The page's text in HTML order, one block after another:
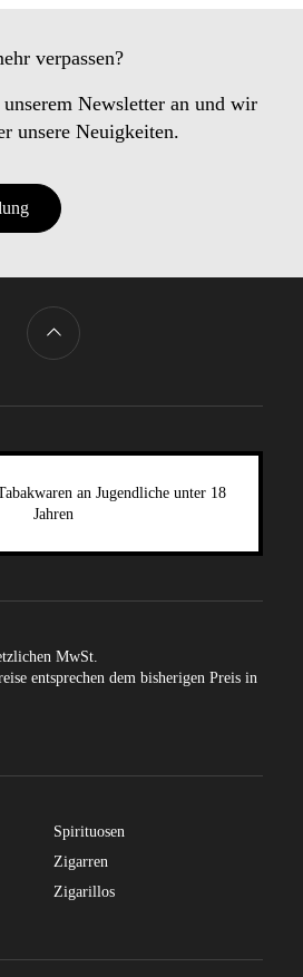
verpassen?
Newsletter an und wir
unsere Neuigkeiten.
an Jugendliche unter 18
Jahren
MwSt.
entsprechen dem bisherigen Preis in
Spirituosen
Zigarren
Zigarillos